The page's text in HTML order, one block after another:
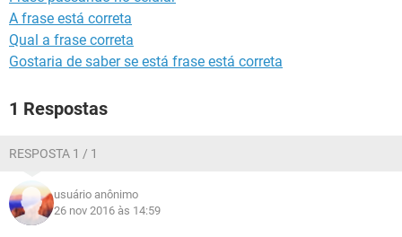
A frase está correta
Qual a frase correta
Gostaria de saber se está frase está correta
1 Respostas
RESPOSTA 1 / 1
usuário anônimo
26 nov 2016 às 14:59